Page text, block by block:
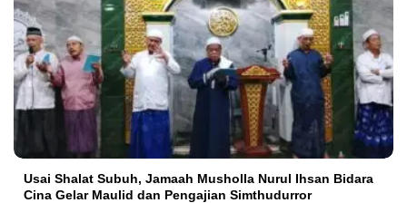
Usai Shalat Subuh, Jamaah Musholla Nurul Ihsan Bidara
Cina Gelar Maulid dan Pengajian Simthudurror